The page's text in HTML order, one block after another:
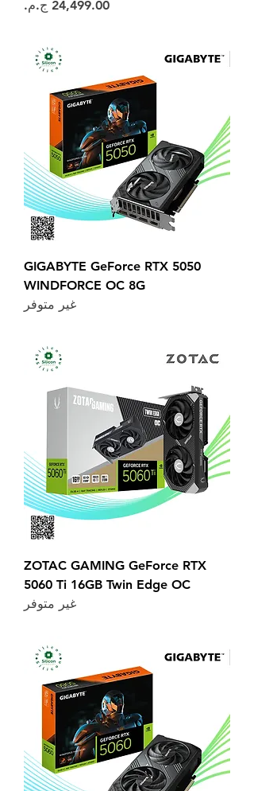
السعر
GIGABYTE GeForce RTX 5050
WINDFORCE OC 8G
غير متوفر
ZOTAC GAMING GeForce RTX
5060 Ti 16GB Twin Edge OC
غير متوفر